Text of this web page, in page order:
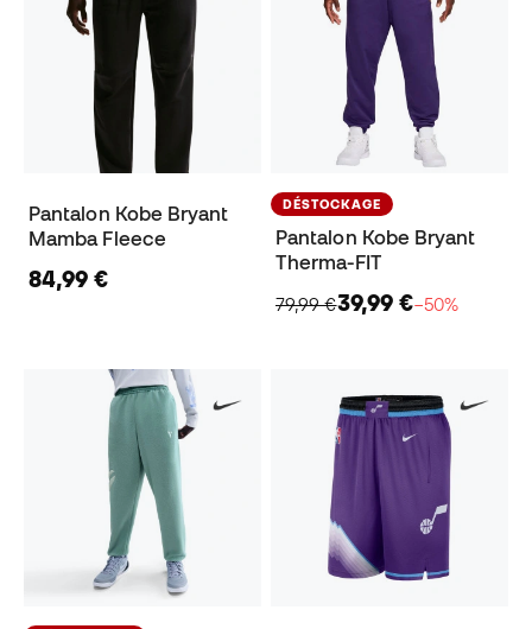
Pantalon Kobe Bryant
Mamba Fleece
84,99 €
DÉSTOCKAGE
Pantalon Kobe Bryant
Therma-FIT
79,99 €39,99 €−50%